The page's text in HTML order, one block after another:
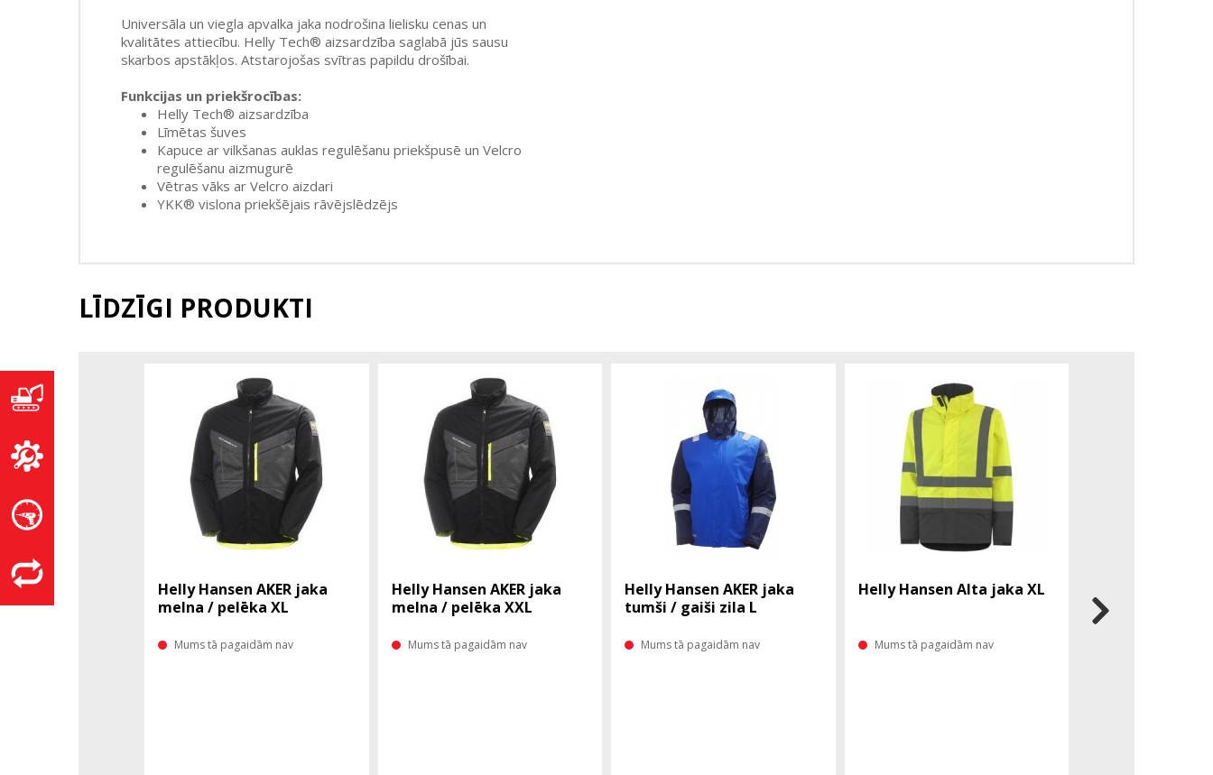
Universāla un viegla apvalka jaka nodrošina lielisku cenas un
kvalitātes attiecību. Helly Tech® aizsardzība saglabā jūs sausu
skarbos apstākļos. Atstarojošas svītras papildu drošībai.
Funkcijas un priekšrocības:
Helly Tech® aizsardzība
Līmētas šuves
Kapuce ar vilkšanas auklas regulēšanu priekšpusē un Velcro
regulēšanu aizmugurē
Vētras vāks ar Velcro aizdari
YKK® vislona priekšējais rāvējslēdzējs
LĪDZĪGI PRODUKTI
Helly Hansen AKER jaka
melna / pelēka XL
Mums tā pagaidām nav
Helly Hansen AKER jaka
melna / pelēka XXL
Mums tā pagaidām nav
Helly Hansen AKER jaka
tumši / gaiši zila L
Mums tā pagaidām nav
Helly Hansen Alta jaka XL
Mums tā pagaidām nav
tumši zila L